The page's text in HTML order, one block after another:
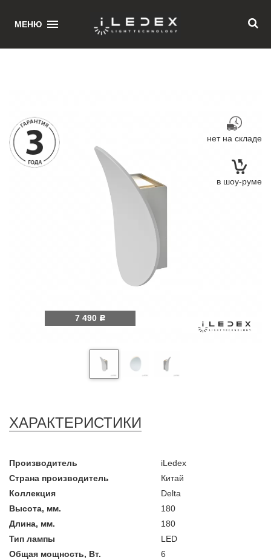
МЕНЮ
нет на складе
в шоу-руме
7 490 Р
ХАРАКТЕРИСТИКИ
Производитель
iLedex
Страна производитель
Китай
Коллекция
Delta
Высота, мм.
180
Длина, мм.
180
Тип лампы
LED
Общая мощность, Вт.
6